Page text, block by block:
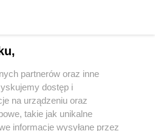
Tak określił Giorgię Meloni
partnerów oraz inne
dostęp i
na urządzeniu oraz
takie jak unikalne
informacje wysyłane przez